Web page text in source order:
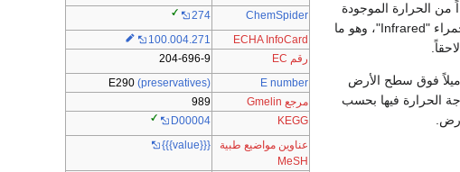
ChemSpider
274
ECHA InfoCard
100.004.271
رقم EC
204-696-9
E number
E290 (preservatives)
مرجع Gmelin
989
KEGG
D00004
عناوين مواضيع طبية
MeSH
{{{value}}}
من الحرارة الموجودة
في هذه الطبقة، لتشعها بعد ذلك إلى الفضاء الخارجي على شكل الأشعة المسماة بتحت الحمراء "Infrared"، وهو ما
يشار إلى أن طبقة "الثيرموسفير" هي أعلى طبقات الغلاف الجوي، وهي تبدأ من ارتفاع 53 ميلاً فوق سطح الأرض
درجة الحرارة فيها بحسب